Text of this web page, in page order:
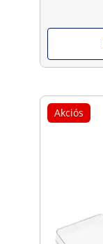
Akciós